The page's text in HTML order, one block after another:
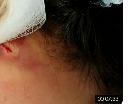
00:07:33